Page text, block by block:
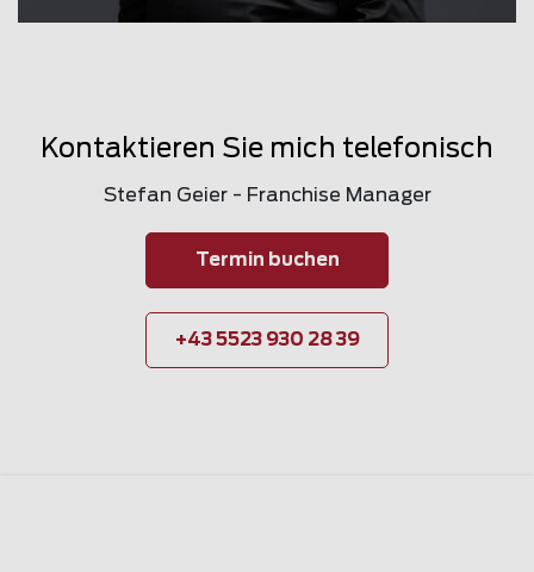
Kontaktieren Sie mich telefonisch
Stefan Geier - Franchise Manager
Termin buchen
+43 5523 930 28 39